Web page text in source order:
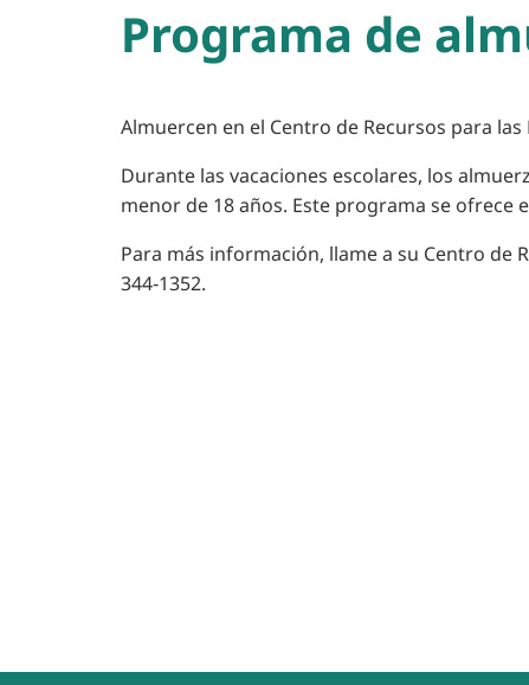
Programa de
Almuercen en el Centro de Recursos para las
Durante las vacaciones escolares, los
menor de 18 años. Este programa se ofrece
Para más información, llame a su Centro de
344‑1352.